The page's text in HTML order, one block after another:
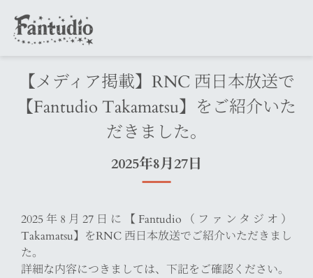
【メディア掲載】RNC 西日本放送で
【Fantudio Takamatsu】をご紹介いた
だきました。
2025年8月27日
2025年8月27日に【Fantudio（ファンタジオ）
Takamatsu】をRNC 西日本放送でご紹介いただきまし
た。
詳細な内容につきましては、下記をご確認ください。